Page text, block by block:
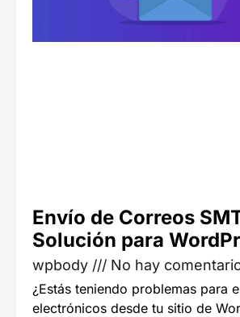
Envío de Correos
Solución para
wpbody No hay
¿Estás teniendo problemas para
electrónicos desde tu sitio de